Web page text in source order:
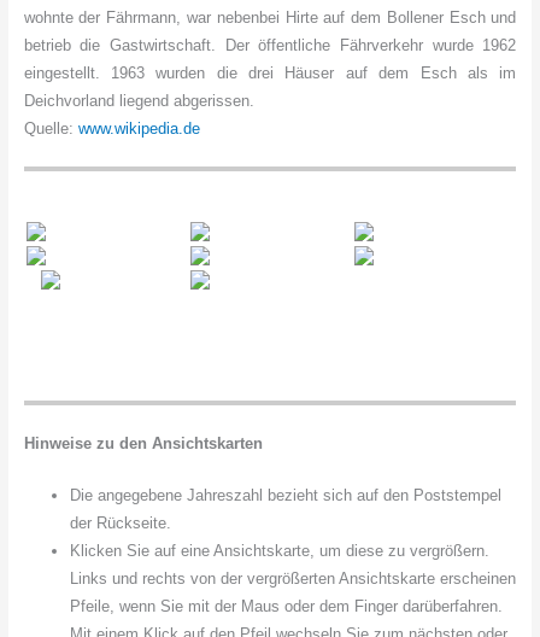
wohnte der Fährmann, war nebenbei Hirte auf dem Bollener Esch und
betrieb die Gastwirtschaft. Der öffentliche Fährverkehr wurde 1962
eingestellt. 1963 wurden die drei Häuser auf dem Esch als im
Deichvorland liegend abgerissen.
Quelle: www.wikipedia.de
Hinweise zu den Ansichtskarten
Die angegebene Jahreszahl bezieht sich auf den Poststempel
der Rückseite.
Klicken Sie auf eine Ansichtskarte, um diese zu vergrößern.
Links und rechts von der vergrößerten Ansichtskarte erscheinen
Pfeile, wenn Sie mit der Maus oder dem Finger darüberfahren.